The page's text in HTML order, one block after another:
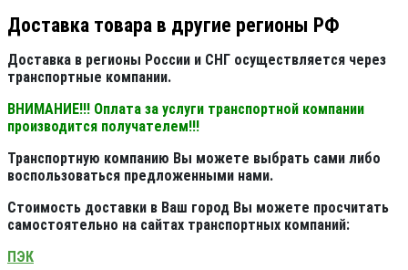
Доставка товара в другие регионы РФ
Доставка в регионы России и СНГ осуществляется через
транспортные компании.
ВНИМАНИЕ!!! Оплата за услуги транспортной компании
производится получателем!!!
Транспортную компанию Вы можете выбрать сами либо
воспользоваться предложенными нами.
Стоимость доставки в Ваш город Вы можете просчитать
самостоятельно на сайтах транспортных компаний:
ПЭК